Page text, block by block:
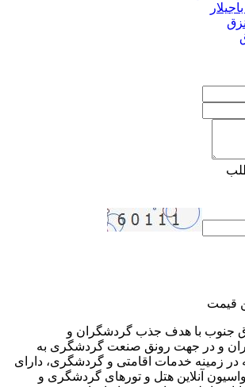
قیمت
جنوب با هدف جذب گردشگران و
و در جهت رونق صنعت گردشگری به
در زمینه خدمات اقامتی و گردشگری، دارای
آنلاین هتل و تورهای گردشگری و